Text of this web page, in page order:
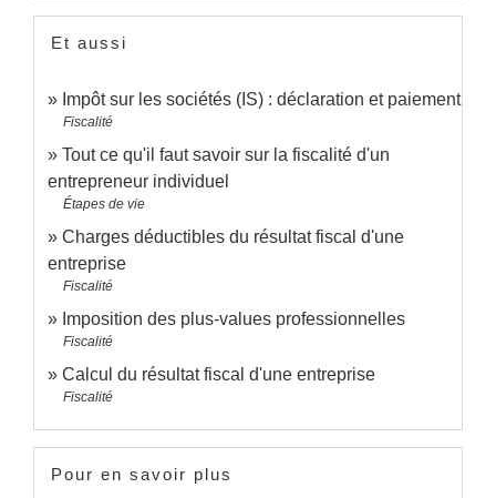
Et aussi
Impôt sur les sociétés (IS) : déclaration et paiement
Fiscalité
Tout ce qu'il faut savoir sur la fiscalité d'un
entrepreneur individuel
Étapes de vie
Charges déductibles du résultat fiscal d'une
entreprise
Fiscalité
Imposition des plus-values professionnelles
Fiscalité
Calcul du résultat fiscal d'une entreprise
Fiscalité
Pour en savoir plus